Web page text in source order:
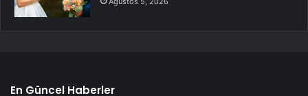
En Güncel Haberler